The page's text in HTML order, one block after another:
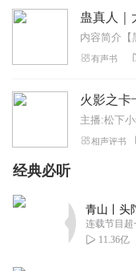
带土12
非常牛逼，！！
OCSern轩
什么也不说了，
秦桌游
2025-08-19
有声书
火影之卡
主播:松下
相声评书
经典必听
连载节目超
11.36亿